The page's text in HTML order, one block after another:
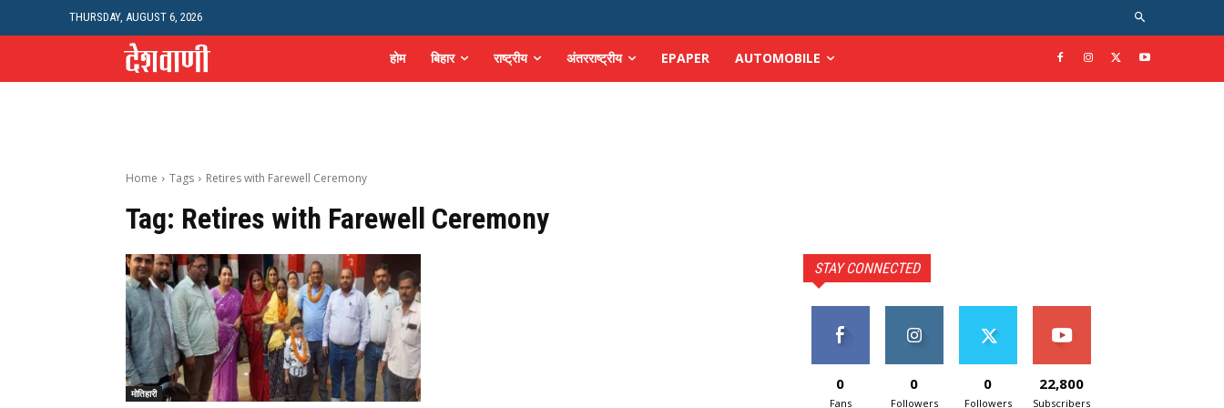
THURSDAY, AUGUST 6, 2026
होम बिहार राष्ट्रीय अंतरराष्ट्रीय EPAPER AUTOMOBILE
Home Tags Retires with Farewell Ceremony
Tag: Retires with Farewell Ceremony
मोतिहारी
STAY CONNECTED
0
Fans
0
Followers
0
Followers
22,800
Subscribers